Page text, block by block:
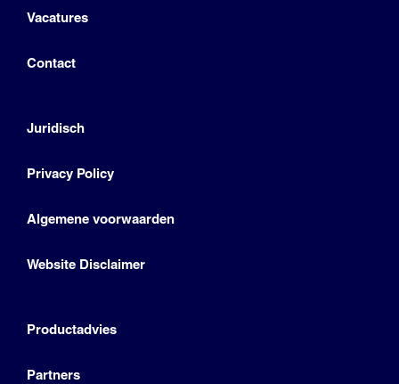
Vacatures
Contact
Juridisch
Privacy Policy
Algemene voorwaarden
Website Disclaimer
Productadvies
Partners